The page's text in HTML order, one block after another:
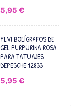
5,95 €
YLVI BOLÍGRAFOS DE
GEL PURPURINA ROSA
PARA TATUAJES
DEPESCHE 12833
5,95 €